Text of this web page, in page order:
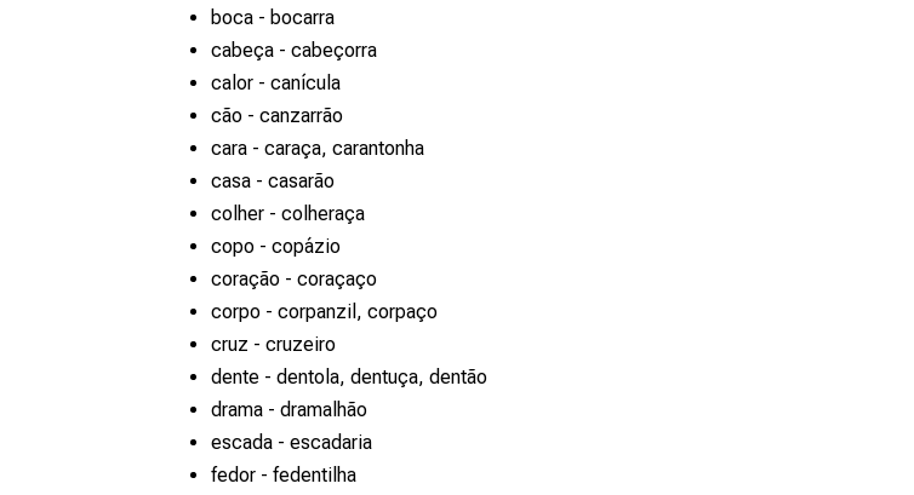
boca - bocarra
cabeça - cabeçorra
calor - canícula
cão - canzarrão
cara - caraça, carantonha
casa - casarão
colher - colheraça
copo - copázio
coração - coraçaço
corpo - corpanzil, corpaço
cruz - cruzeiro
dente - dentola, dentuça, dentão
drama - dramalhão
escada - escadaria
fedor - fedentilha